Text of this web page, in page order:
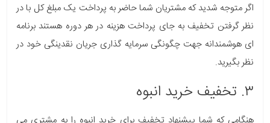
اگر متوجه شدید که مشتریان شما حاضر به پرداخت یک مبلغ کل با در
نظر گرفتن تخفیف به جای پرداخت هزینه در هر دوره هستند برنامه
ای هوشمندانه جهت چگونگی سرمایه گذاری جریان نقدینگی خود در
نظر بگیرید.
۳. تخفیف خرید انبوه